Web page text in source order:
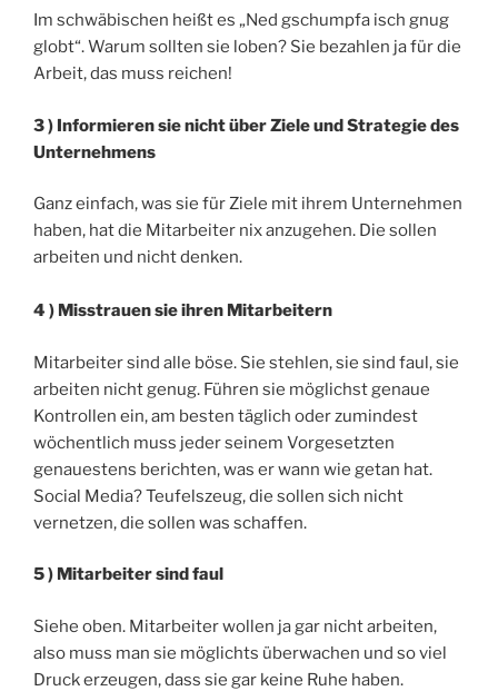
Im schwäbischen heißt es „Ned gschumpfa isch gnug
globt“. Warum sollten sie loben? Sie bezahlen ja für die
Arbeit, das muss reichen!
3 ) Informieren sie nicht über Ziele und Strategie des
Unternehmens
Ganz einfach, was sie für Ziele mit ihrem Unternehmen
haben, hat die Mitarbeiter nix anzugehen. Die sollen
arbeiten und nicht denken.
4 ) Misstrauen sie ihren Mitarbeitern
Mitarbeiter sind alle böse. Sie stehlen, sie sind faul, sie
arbeiten nicht genug. Führen sie möglichst genaue
Kontrollen ein, am besten täglich oder zumindest
wöchentlich muss jeder seinem Vorgesetzten
genauestens berichten, was er wann wie getan hat.
Social Media? Teufelszeug, die sollen sich nicht
vernetzen, die sollen was schaffen.
5 ) Mitarbeiter sind faul
Siehe oben. Mitarbeiter wollen ja gar nicht arbeiten,
also muss man sie möglichts überwachen und so viel
Druck erzeugen, dass sie gar keine Ruhe haben.